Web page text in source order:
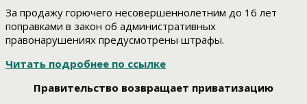
За продажу горючего несовершеннолетним до 16 лет
поправками в закон об административных
правонарушениях предусмотрены штрафы.
Читать подробнее по ссылке
Правительство возвращает приватизацию